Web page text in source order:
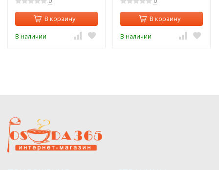
В корзину
В наличии
В корзину
В наличии